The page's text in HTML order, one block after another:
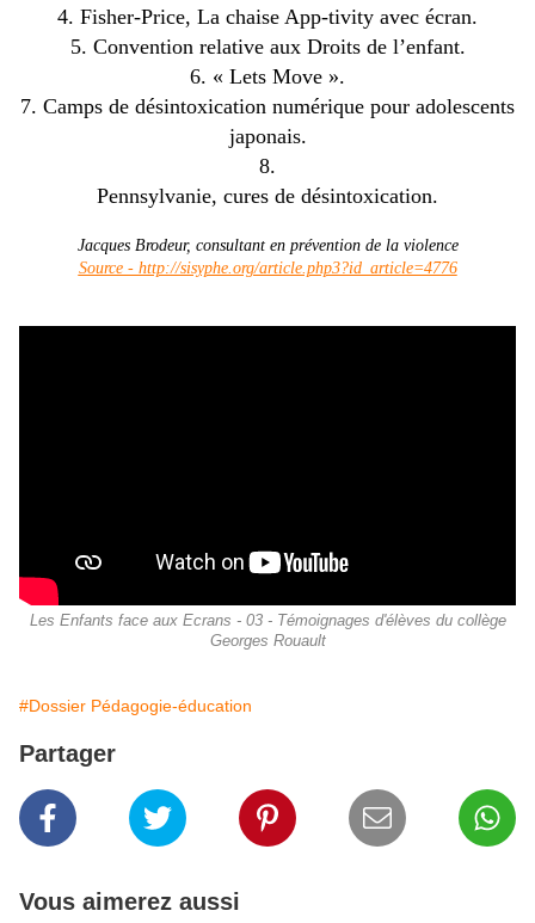
4. Fisher-Price, La chaise App-tivity avec écran.
5. Convention relative aux Droits de l’enfant.
6. « Lets Move ».
7. Camps de désintoxication numérique pour adolescents
japonais.
8.
Pennsylvanie, cures de désintoxication.
Jacques Brodeur, consultant en prévention de la violence
Source - http://sisyphe.org/article.php3?id_article=4776
Les Enfants face aux Ecrans - 03 - Témoignages d'élèves du collège
Georges Rouault
#Dossier Pédagogie-éducation
Partager
Vous aimerez aussi